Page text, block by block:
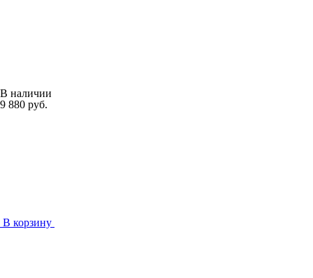
В наличии
9 880 руб.
В корзину